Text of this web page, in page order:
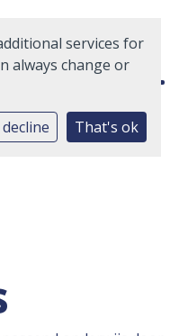
services for
always change or
decline That's ok